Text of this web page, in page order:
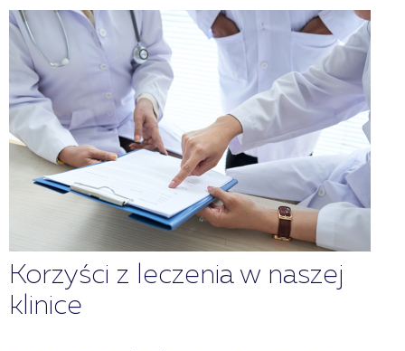
Korzyści z leczenia w naszej
klinice